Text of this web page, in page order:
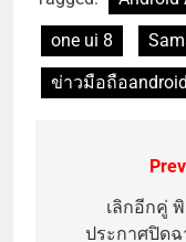
one ui 8
ข่าวมือถือandroid
เลิกอีกคู่
ประกาศปิดฉ